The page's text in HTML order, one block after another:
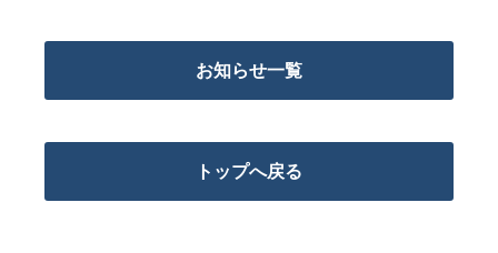
お知らせ一覧
トップへ戻る